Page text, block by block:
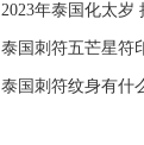
用品风水
2023年泰国化太岁
泰国刺符五芒星符
泰国刺符纹身有什